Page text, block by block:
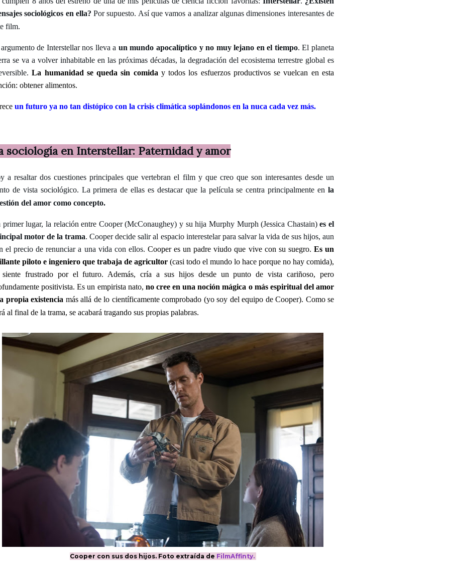
sociológicos en ella? Por supuesto. Así que vamos a analizar algunas dimensiones interesantes de
film.
de Interstellar nos lleva a un mundo apocalíptico y no muy lejano en el tiempo. El planeta
se va a volver inhabitable en las próximas décadas, la degradación del ecosistema terrestre global es
La humanidad se queda sin comida y todos los esfuerzos productivos se vuelcan en esta
obtener alimentos.
un futuro ya no tan distópico con la crisis climática soplándonos en la nuca cada vez más.
sociología en Interstellar: Paternidad y amor
a resaltar dos cuestiones principales que vertebran el film y que creo que son interesantes desde un
de vista sociológico. La primera de ellas es destacar que la película se centra principalmente en la
del amor como concepto.
primer lugar, la relación entre Cooper (McConaughey) y su hija Murphy Murph (Jessica Chastain)es el
motor de la trama. Cooper decide salir al espacio interestelar para salvar la vida de sus hijos, aun
el precio de renunciar a una vida con ellos. Cooper es un padre viudo que vive con su suegro. Es un
piloto e ingeniero que trabaja de agricultor (casi todo el mundo lo hace porque no hay comida),
siente frustrado por el futuro. Además, cría a sus hijos desde un punto de vista cariñoso, pero
positivista. Es un empirista nato, no cree en una noción mágica o más espiritual del amor
propia existencia más allá de lo científicamente comprobado (yo soy del equipo de Cooper). Como se
al final de la trama, se acabará tragando sus propias palabras.
Cooper con sus dos hijos. Foto extraída de FilmAffinty.